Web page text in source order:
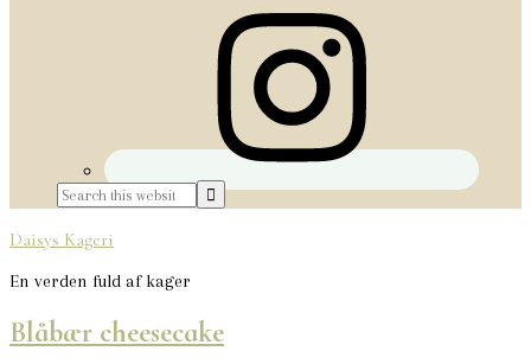
Daisys Kageri
En verden fuld af kager
Blåbær cheesecake